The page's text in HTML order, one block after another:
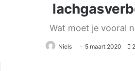
Wat moet je vooral
Niels 5 maart 2020